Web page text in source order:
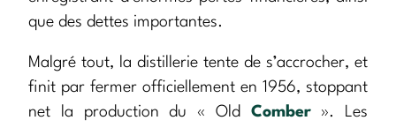
que des dettes importantes.
Malgré tout, la distillerie tente de s’accrocher, et
finit par fermer officiellement en 1956, stoppant
net la production du « Old Comber». Les